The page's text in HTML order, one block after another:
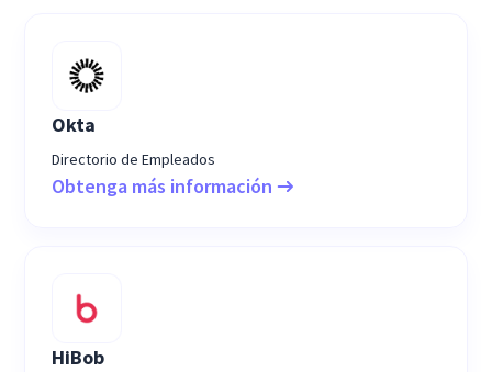
Okta
Directorio de Empleados
Obtenga más información
HiBob